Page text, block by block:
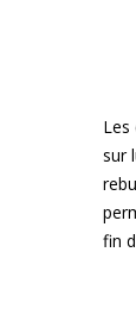
Les
sur
fin